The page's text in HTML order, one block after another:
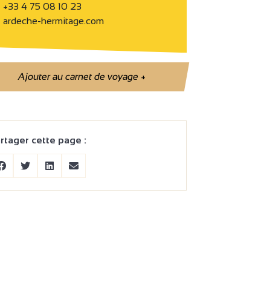
+33 4 75 08 10 23
ardeche-hermitage.com
Ajouter au carnet de voyage+
cette page :